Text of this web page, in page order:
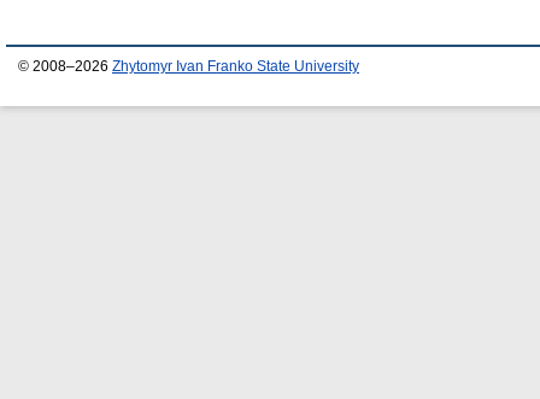
© 2008–2026 Zhytomyr Ivan Franko State University